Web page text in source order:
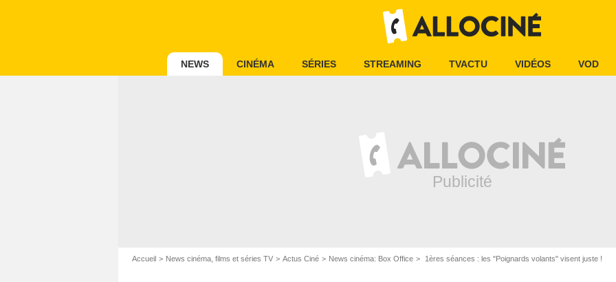
NEWS CINÉMA SÉRIES STREAMING TVACTU VIDÉOS VOD
Accueil News cinéma, films et séries TV Actus Ciné News cinéma: Box Office 1ères séances : les "Poignards volants" visent juste !